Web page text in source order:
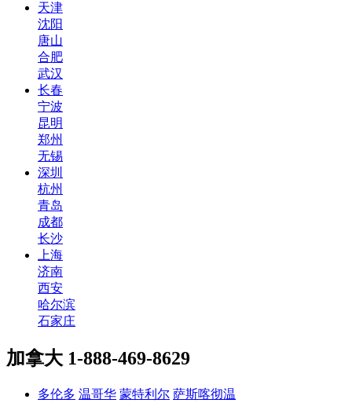
天津
沈阳
唐山
合肥
武汉
长春
宁波
昆明
郑州
无锡
深圳
杭州
青岛
成都
长沙
上海
济南
西安
哈尔滨
石家庄
加拿大 1-888-469-8629
多伦多 温哥华 蒙特利尔 萨斯喀彻温